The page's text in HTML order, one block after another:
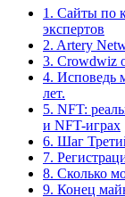
1. Сайты по
экспертов
2. Artery
3. Crowdwiz
4. Исповедь
лет.
5. NFT:
и NFT-играх
6. Шаг
7.
8. Сколько
9. Конец